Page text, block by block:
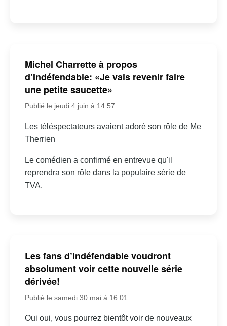
Michel Charrette à propos
d’Indéfendable: «Je vais revenir faire
une petite saucette»
Publié le jeudi 4 juin à 14:57
Les téléspectateurs avaient adoré son rôle de Me
Therrien
Le comédien a confirmé en entrevue qu'il
reprendra son rôle dans la populaire série de
TVA.
Les fans d’Indéfendable voudront
absolument voir cette nouvelle série
dérivée!
Publié le samedi 30 mai à 16:01
Oui oui, vous pourrez bientôt voir de nouveaux